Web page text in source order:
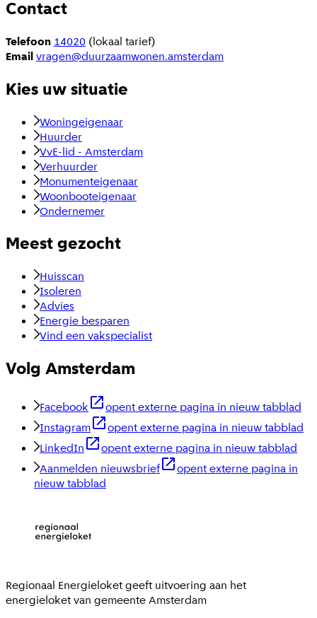
Contact
Telefoon 14020 (lokaal tarief)
Emailvragen@duurzaamwonen.amsterdam
Kies uw situatie
Woningeigenaar
Huurder
VvE-lid - Amsterdam
Verhuurder
Monumenteigenaar
Woonbooteigenaar
Ondernemer
Meest gezocht
Huisscan
Isoleren
Advies
Energie besparen
Vind een vakspecialist
Volg Amsterdam
Facebook
opent externe pagina in nieuw tabblad
Instagram
opent externe pagina in nieuw tabblad
LinkedIn
opent externe pagina in nieuw tabblad
Aanmelden nieuwsbrief
opent externe pagina in
nieuw tabblad
Regionaal Energieloketgeeft uitvoering aan het
energieloket van gemeenteAmsterdam